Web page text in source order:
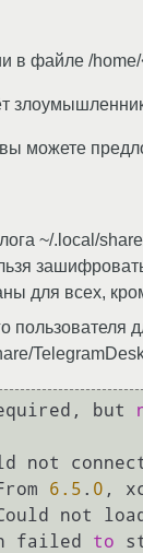
в файле /
можете
~/.local/
для всех,
пользователя
but
not
6.5 . 0 ,
not
failed to